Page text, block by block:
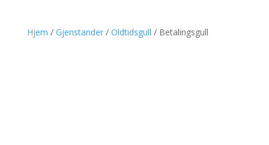
Hjem / Gjenstander/ Oldtidsgull / Betalingsgull